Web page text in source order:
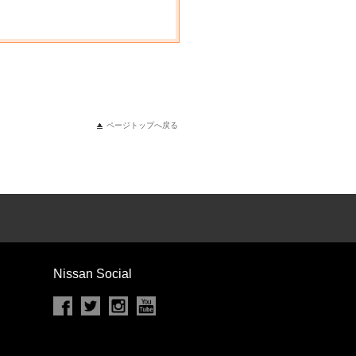
ページトップへ戻る
Nissan Social